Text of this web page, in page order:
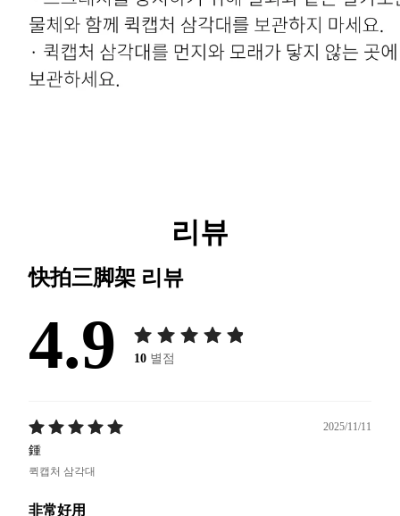
리뷰
快拍三脚架 리뷰
4.9 10 별점
2025/11/11
鍾
퀵캡처 삼각대
非常好用